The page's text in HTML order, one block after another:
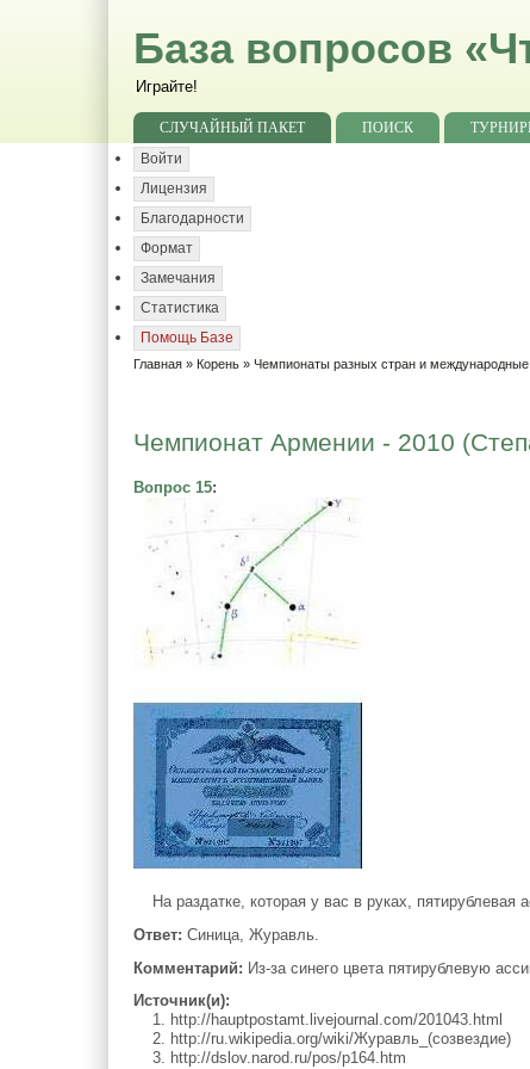
База вопросов
Играйте!
СЛУЧАЙНЫЙ ПАКЕТ ПОИСК
Войти
Лицензия
Благодарности
Формат
Замечания
Статистика
Помощь Базе
Главная » Корень »Чемпионаты разных стран и
Чемпионат Армении - 2010
Вопрос 15:
На раздатке, которая у вас в руках, пятирублевая
Ответ: Синица, Журавль.
Комментарий: Из-за синего цвета пятирублевую
Источник(и):
1. http://hauptpostamt.livejournal.com/201043.html
2. http://ru.wikipedia.org/wiki/Журавль_(созвездие)
3. http://dslov.narod.ru/pos/p164.htm